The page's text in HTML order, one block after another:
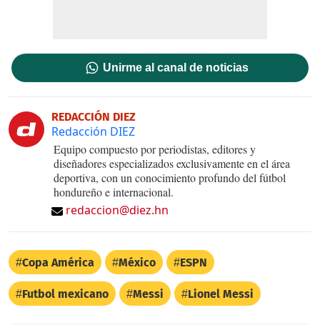
Unirme al canal de noticias
REDACCIÓN DIEZ
Redacción DIEZ
Equipo compuesto por periodistas, editores y
diseñadores especializados exclusivamente en el área
deportiva, con un conocimiento profundo del fútbol
hondureño e internacional.
redaccion@diez.hn
Copa América México ESPN
Futbol mexicano Messi Lionel Messi